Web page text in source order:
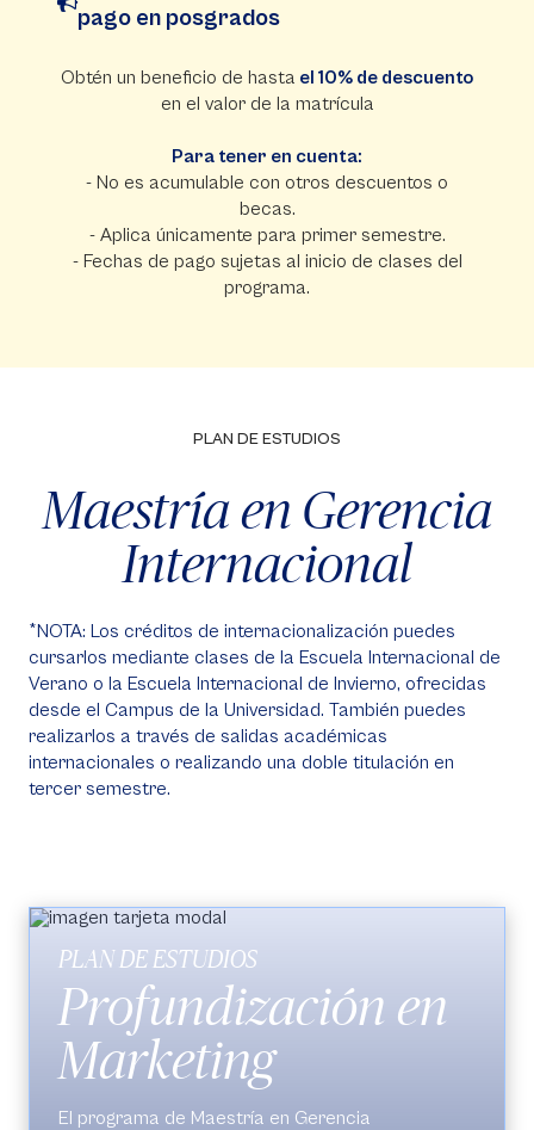
pago en posgrados
Obtén un beneficio de hasta el 10% de descuento
en el valor de la matrícula
Para tener en cuenta:
- No es acumulable con otros descuentos o
becas.
- Aplica únicamente para primer semestre.
- Fechas de pago sujetas al inicio de clases del
programa.
PLAN DE ESTUDIOS
Maestría en Gerencia
Internacional
*NOTA: Los créditos de internacionalización puedes
cursarlos mediante clases de la Escuela Internacional de
Verano o la Escuela Internacional de Invierno, ofrecidas
desde el Campus de la Universidad. También puedes
realizarlos a través de salidas académicas
internacionales o realizando una doble titulación en
tercer semestre.
PLAN DE ESTUDIOS
Profundización en
Marketing
El programa de Maestría en Gerencia